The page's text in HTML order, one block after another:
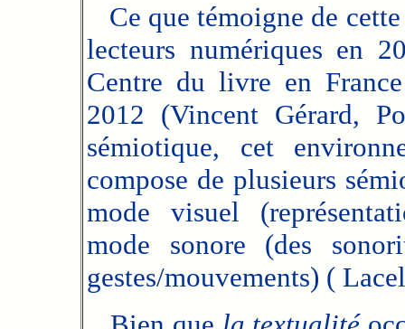
Ce que témoigne de
lecteurs numériques en
Centre du livre en
2012 (Vincent Gérard,
sémiotique, cet
compose de plusieurs
mode visuel
mode sonore (des
gestes/mouvements) (